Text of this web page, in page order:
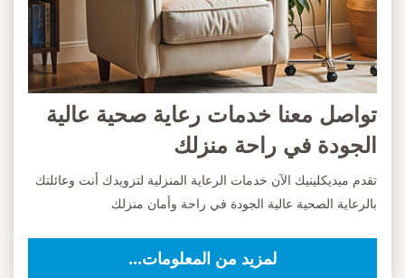
تواصل معنا خدمات رعاية صحية عالية
الجودة في راحة منزلك
تقدم ميديكلينيك الآن خدمات الرعاية المنزلية لتزويدك أنت وعائلتك
بالرعاية الصحية عالية الجودة في راحة وأمان منزلك
لمزيد من المعلومات...